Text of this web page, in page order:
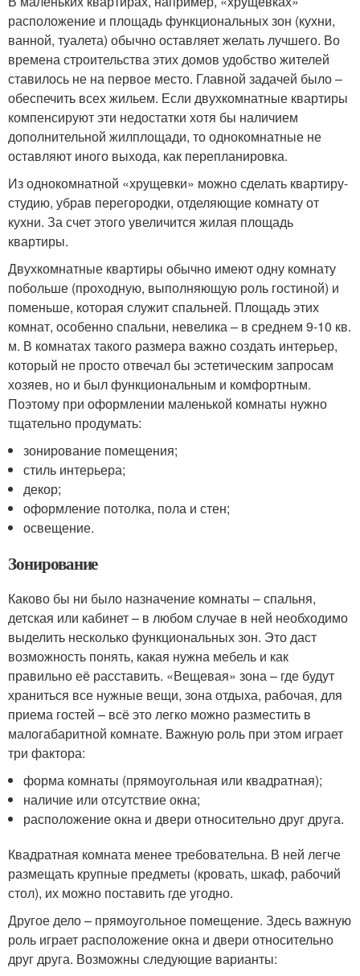
расположение и площадь функциональных зон (кухни,
ванной, туалета) обычно оставляет желать лучшего. Во
времена строительства этих домов удобство жителей
ставилось не на первое место. Главной задачей было –
обеспечить всех жильем. Если двухкомнатные квартиры
компенсируют эти недостатки хотя бы наличием
дополнительной жилплощади, то однокомнатные не
оставляют иного выхода, как перепланировка.
Из однокомнатной «хрущевки» можно сделать квартиру-
студию, убрав перегородки, отделяющие комнату от
кухни. За счет этого увеличится жилая площадь
квартиры.
Двухкомнатные квартиры обычно имеют одну комнату
побольше (проходную, выполняющую роль гостиной) и
поменьше, которая служит спальней. Площадь этих
комнат, особенно спальни, невелика – в среднем 9-10 кв.
м. В комнатах такого размера важно создать интерьер,
который не просто отвечал бы эстетическим запросам
хозяев, но и был функциональным и комфортным.
Поэтому при оформлении маленькой комнаты нужно
тщательно продумать:
зонирование помещения;
стиль интерьера;
декор;
оформление потолка, пола и стен;
освещение.
Зонирование
Каково бы ни было назначение комнаты – спальня,
детская или кабинет – в любом случае в ней необходимо
выделить несколько функциональных зон. Это даст
возможность понять, какая нужна мебель и как
правильно её расставить. «Вещевая» зона – где будут
храниться все нужные вещи, зона отдыха, рабочая, для
приема гостей – всё это легко можно разместить в
малогабаритной комнате. Важную роль при этом играет
три фактора:
форма комнаты (прямоугольная или квадратная);
наличие или отсутствие окна;
расположение окна и двери относительно друг друга.
Квадратная комната менее требовательна. В ней легче
размещать крупные предметы (кровать, шкаф, рабочий
стол), их можно поставить где угодно.
Другое дело – прямоугольное помещение. Здесь важную
роль играет расположение окна и двери относительно
друг друга. Возможны следующие варианты: